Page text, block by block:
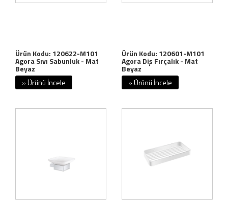
Ürün Kodu: 120622-M101
Agora Sıvı Sabunluk - Mat
Beyaz
» Ürünü İncele
Ürün Kodu: 120601-M101
Agora Diş Fırçalık - Mat
Beyaz
» Ürünü İncele